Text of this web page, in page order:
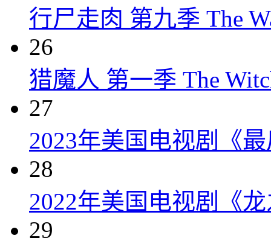
行尸走肉 第九季 The
26
猎魔人 第一季 The
27
2023年美国电视剧《
28
2022年美国电视剧《
29